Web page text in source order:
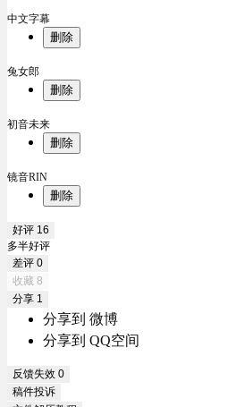
中文字幕
删除
兔女郎
删除
初音未来
删除
镜音RIN
删除
好评 16
多半好评
差评 0
收藏 8
分享 1
分享到 微博
分享到 QQ空间
反馈失效 0
稿件投诉